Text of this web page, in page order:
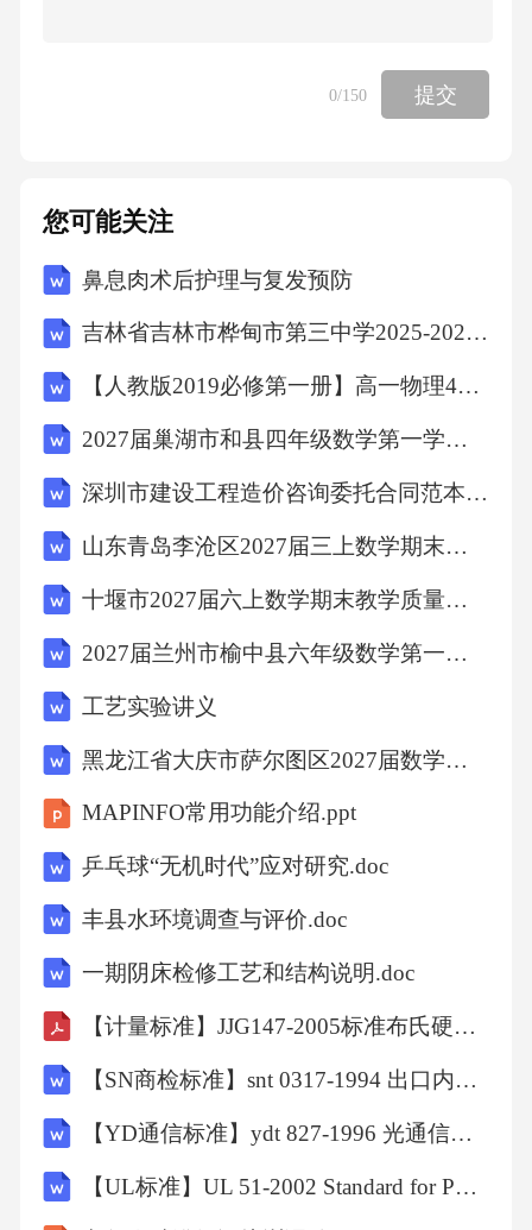
0/150 提交
您可能关注
鼻息肉术后护理与复发预防
吉林省吉林市桦甸市第三中学2025-2026学年第二学期八年级期末英语试题（文字版含答案）
【人教版2019必修第一册】高一物理4自由落体运动（教学设计）教案
2027届巢湖市和县四年级数学第一学期期末检测模拟试题含解析
深圳市建设工程造价咨询委托合同范本(范本)
山东青岛李沧区2027届三上数学期末复习检测试题含解析
十堰市2027届六上数学期末教学质量检测试题含解析
2027届兰州市榆中县六年级数学第一学期期末学业水平测试试题含解析
工艺实验讲义
黑龙江省大庆市萨尔图区2027届数学六年级第一学期期末质量检测试题含解析
MAPINFO常用功能介绍.ppt
乒乓球“无机时代”应对研究.doc
丰县水环境调查与评价.doc
一期阴床检修工艺和结构说明.doc
【计量标准】JJG147-2005标准布氏硬度块检定规程.pdf
【SN商检标准】snt 0317-1994 出口内燃平衡重式叉车检验规程.doc
【YD通信标准】ydt 827-1996 光通信用声表面波滤波器技术条件.doc
【UL标准】UL 51-2002 Standard for Power-Operated Pumps for Anhydrous Ammonia and LP-Gas.doc